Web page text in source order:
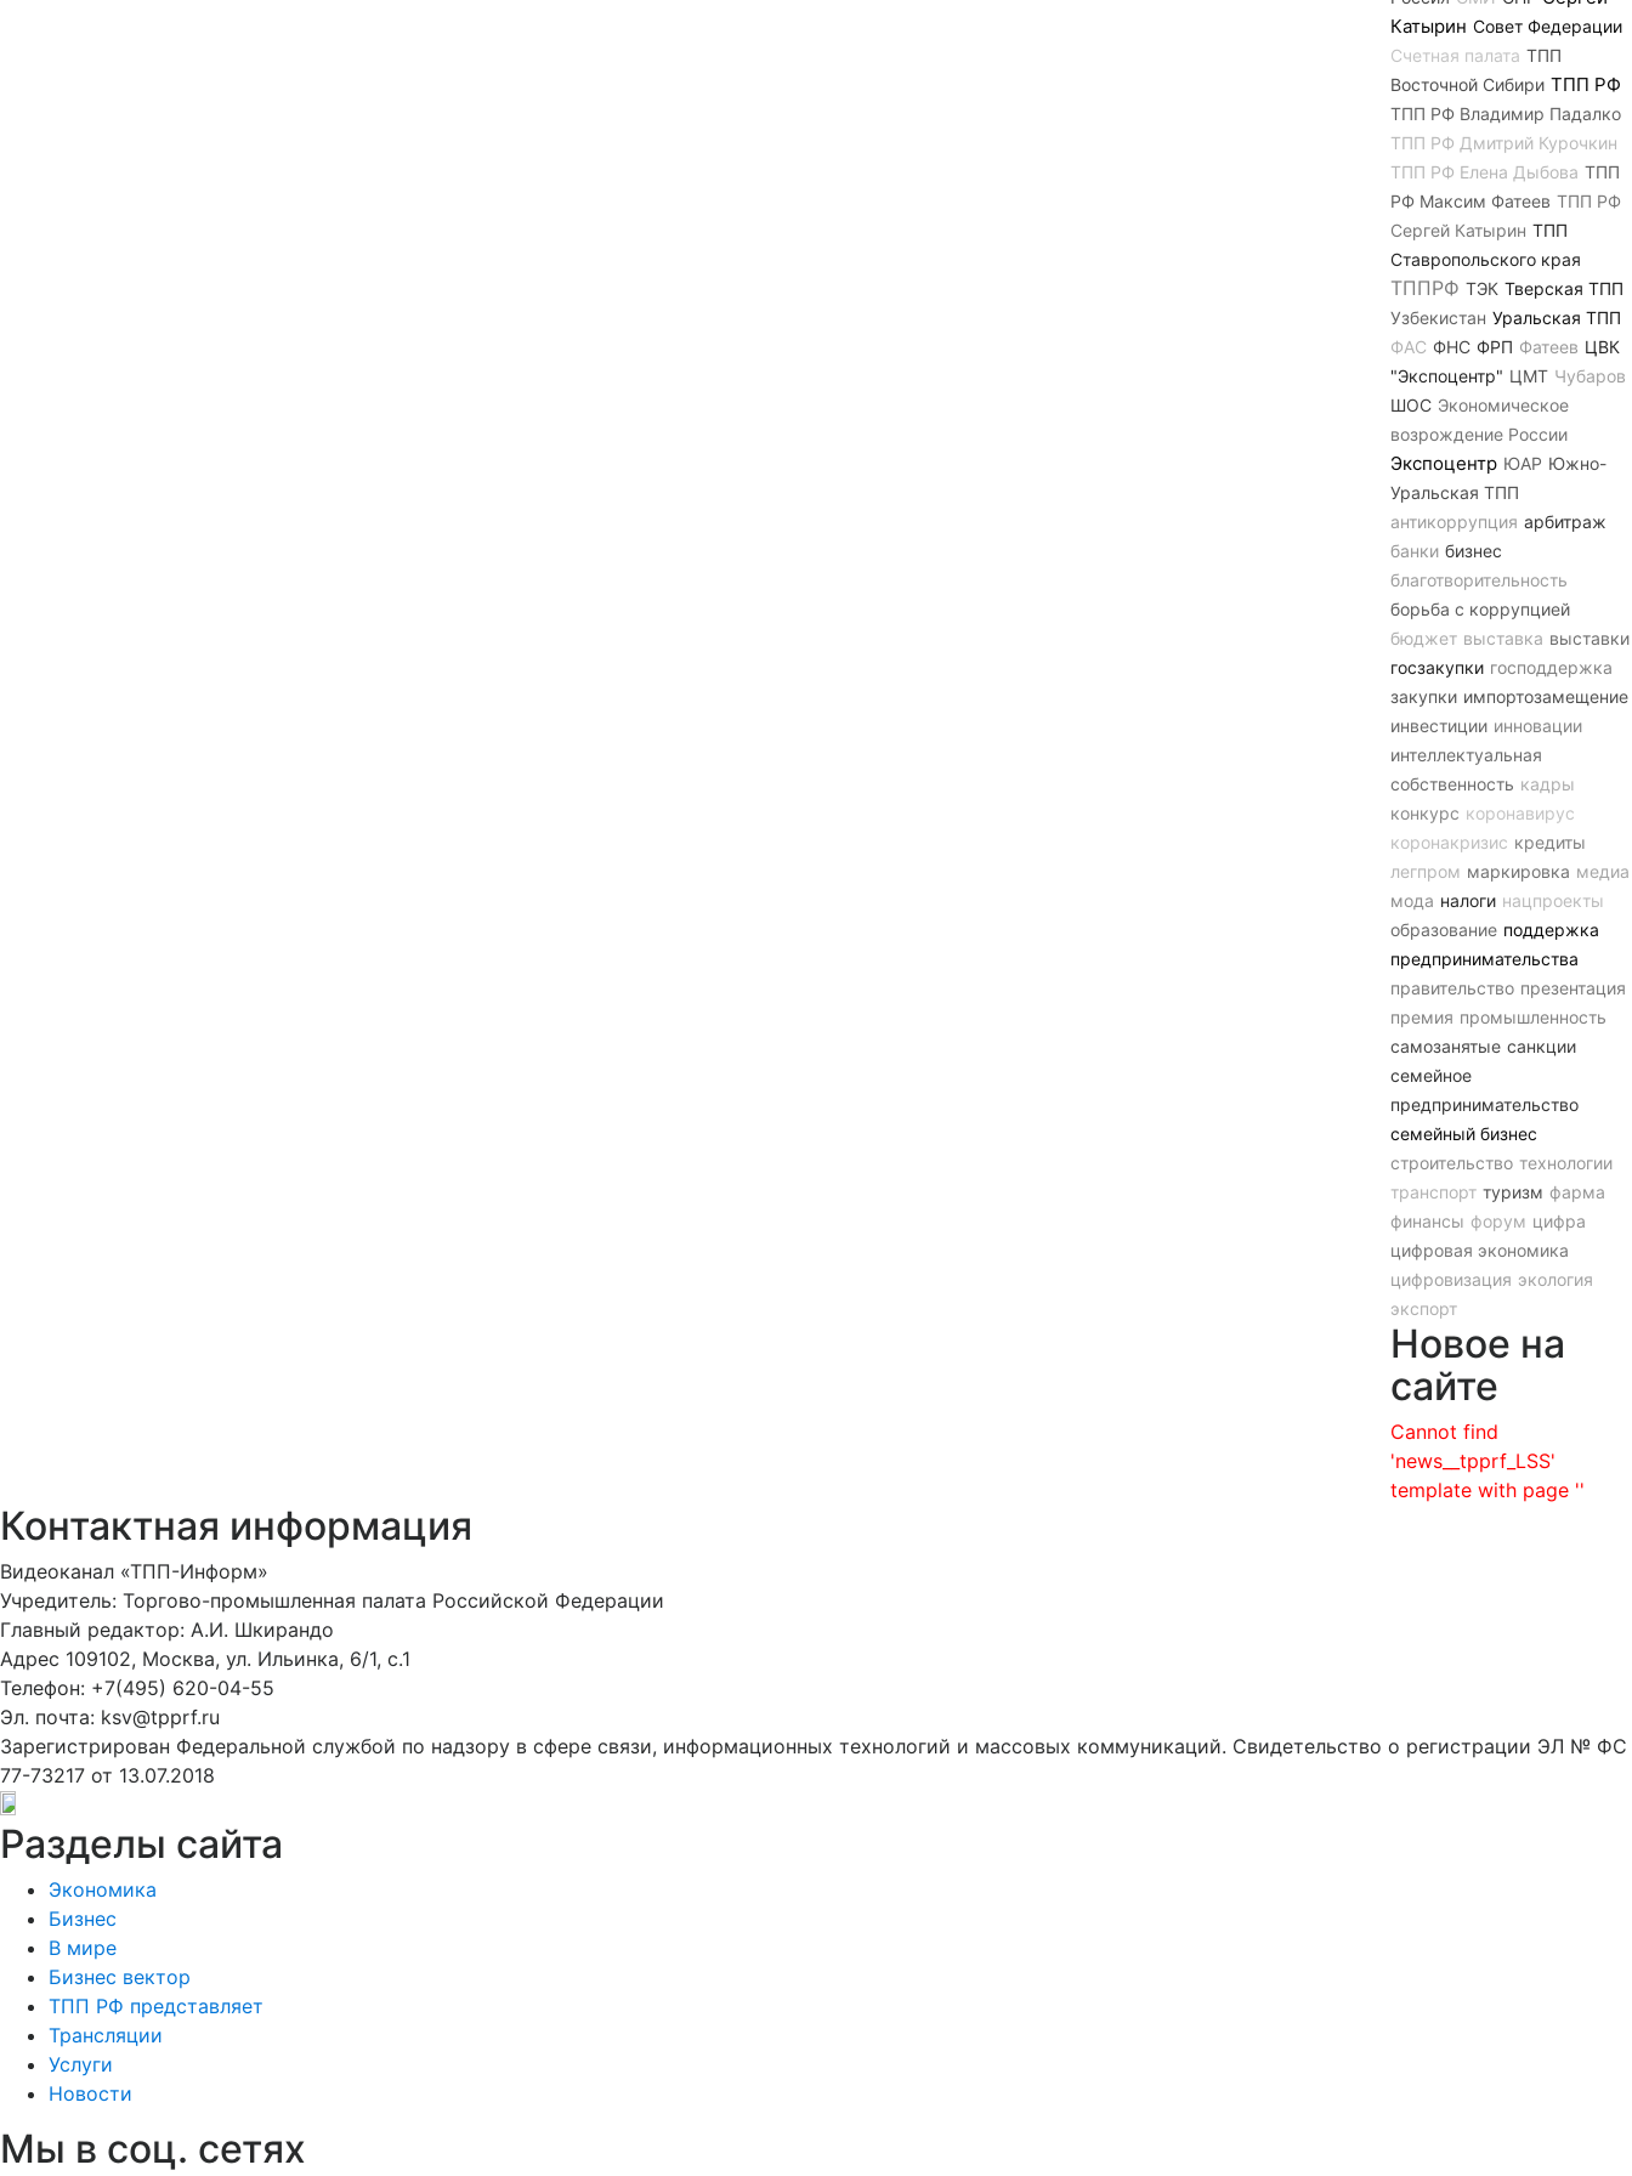
Катырин Совет Федерации
Счетная палата ТПП
Восточной Сибири ТПП РФ
ТПП РФ Владимир Падалко
ТПП РФ Дмитрий Курочкин
ТПП РФ Елена Дыбова ТПП
РФ Максим Фатеев ТПП РФ
Сергей Катырин ТПП
Ставропольского края
ТППРФ ТЭК Тверская ТПП
Узбекистан Уральская ТПП
ФАС ФНС ФРП Фатеев ЦВК
"Экспоцентр" ЦМТ Чубаров
ШОС Экономическое
возрождение России
Экспоцентр ЮАР Южно-
Уральская ТПП
антикоррупция арбитраж
банки бизнес
благотворительность
борьба с коррупцией
бюджет выставка выставки
госзакупки господдержка
закупки импортозамещение
инвестиции инновации
интеллектуальная
собственность кадры
конкурс коронавирус
коронакризис кредиты
легпром маркировка медиа
мода налоги нацпроекты
образование поддержка
предпринимательства
правительство презентация
премия промышленность
самозанятые санкции
семейное
предпринимательство
семейный бизнес
строительство технологии
транспорт туризм фарма
финансы форум цифра
цифровая экономика
цифровизация экология
экспорт
Новое на
сайте
Cannot find
'news__tpprf_LSS'
template with page ''
Контактная информация
Видеоканал «ТПП-Информ»
Учредитель: Торгово-промышленная палата Российской Федерации
Главный редактор: А.И. Шкирандо
Адрес 109102, Москва, ул. Ильинка, 6/1, c.1
Телефон: +7(495) 620-04-55
Эл. почта: ksv@tpprf.ru
Зарегистрирован Федеральной службой по надзору в сфере связи, информационных технологий и массовых коммуникаций. Свидетельство о регистрации ЭЛ № ФС
77-73217 от 13.07.2018
Разделы сайта
Экономика
Бизнес
В мире
Бизнес вектор
ТПП РФ представляет
Трансляции
Услуги
Новости
Мы в соц. сетях